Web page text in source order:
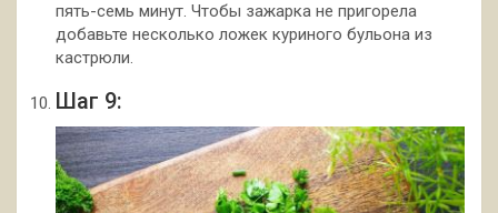
пять-семь минут. Чтобы зажарка не пригорела
добавьте несколько ложек куриного бульона из
кастрюли.
Шаг 9: